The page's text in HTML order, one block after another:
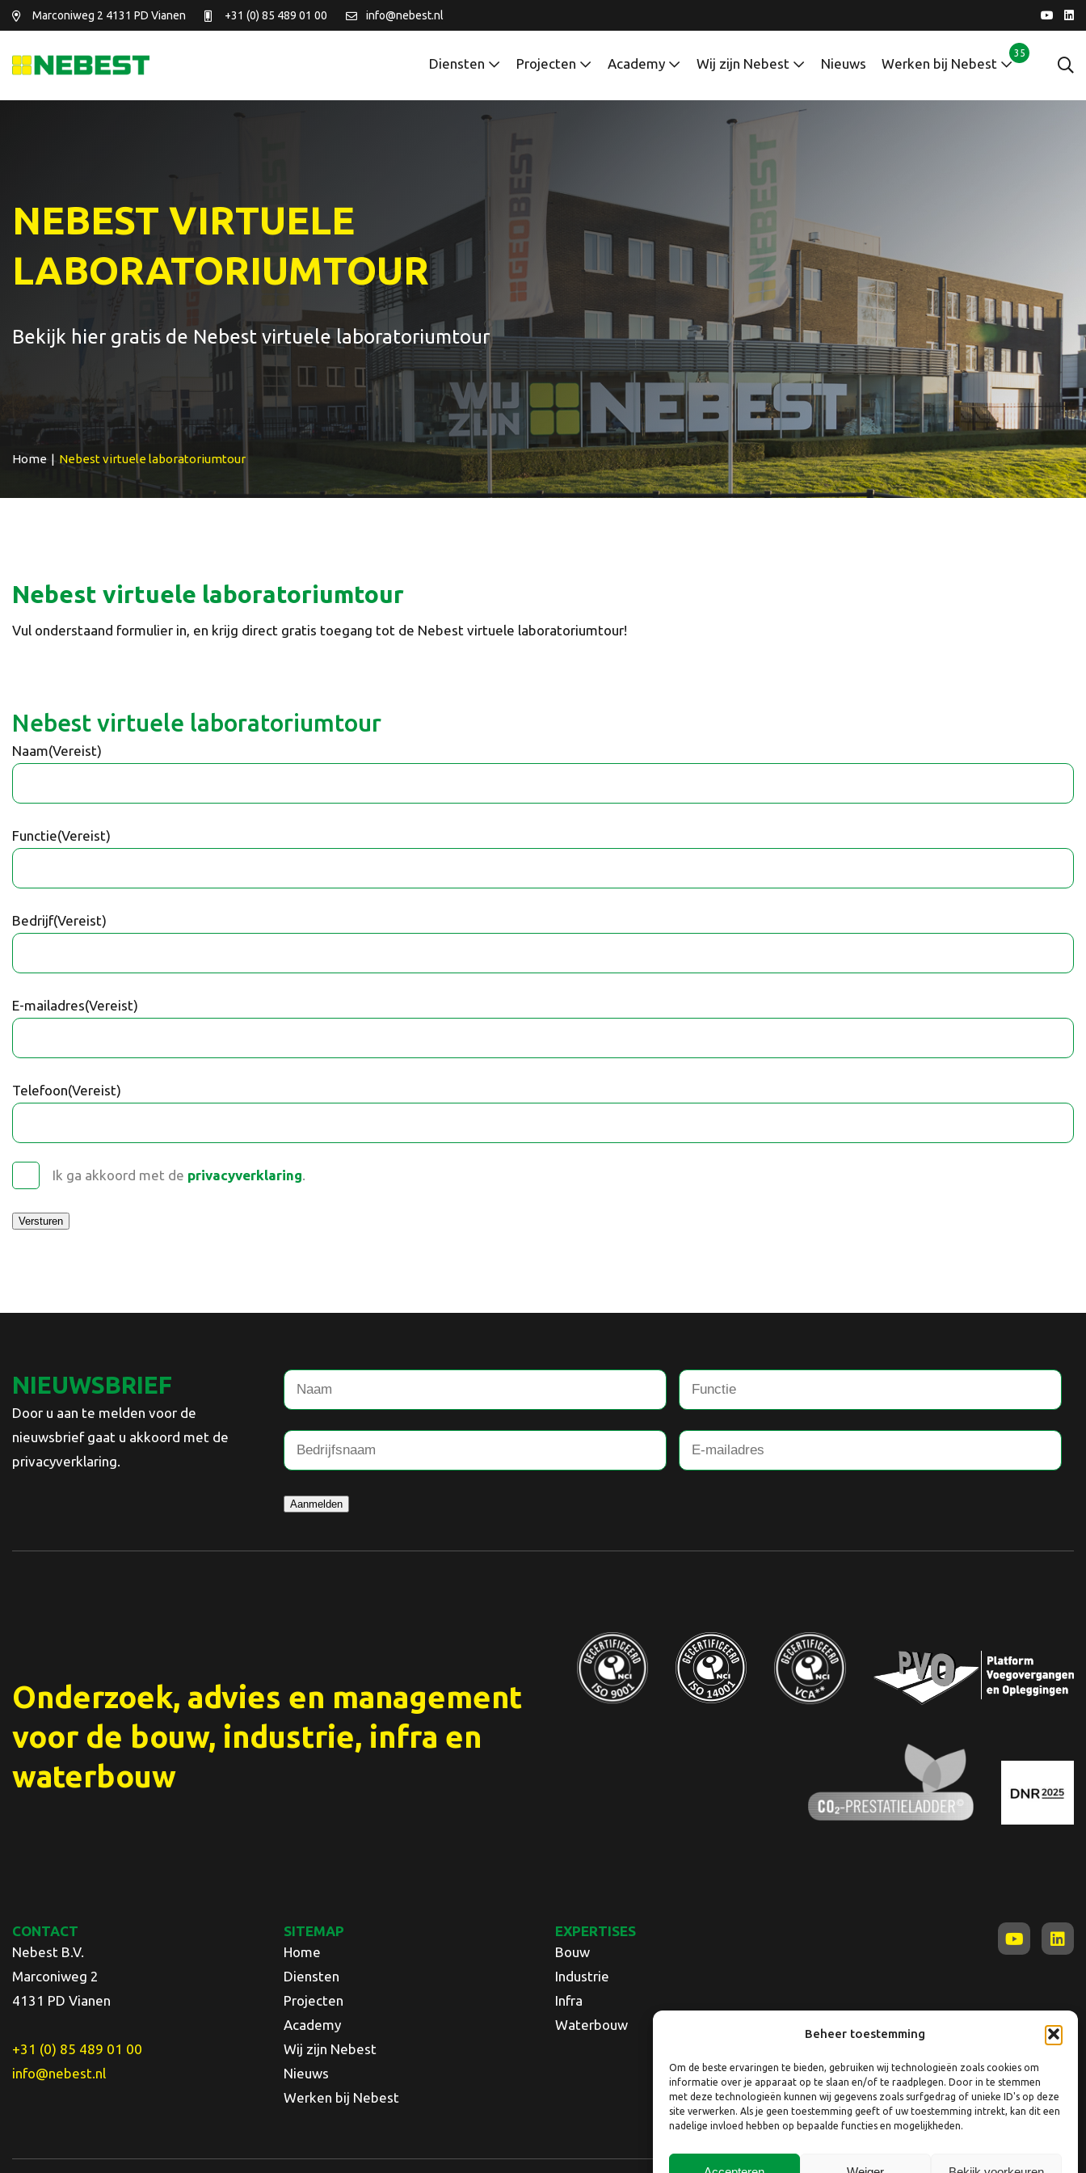
Beheer toestemming
Om de beste ervaringen te bieden, gebruiken wij technologieën zoals cookies om
informatie over je apparaat op te slaan en/of te raadplegen. Door in te stemmen
met deze technologieën kunnen wij gegevens zoals surfgedrag of unieke ID's op deze
site verwerken. Als je geen toestemming geeft of uw toestemming intrekt, kan dit een
nadelige invloed hebben op bepaalde functies en mogelijkheden.
Marconiweg 2 4131 PD Vianen +31 (0) 85 489 01 00 info@nebest.nl
35
Diensten Projecten Academy Wij zijn Nebest Nieuws Werken bij Nebest
NEBEST VIRTUELE
LABORATORIUMTOUR
Bekijk hier gratis de Nebest virtuele laboratoriumtour
Home | Nebest virtuele laboratoriumtour
Nebest virtuele laboratoriumtour
Vul onderstaand formulier in, en krijg direct gratis toegang tot de Nebest virtuele laboratoriumtour!
Nebest virtuele laboratoriumtour
Naam(Vereist)
Functie(Vereist)
Bedrijf(Vereist)
E-mailadres(Vereist)
Telefoon(Vereist)
Ik ga akkoord met de privacyverklaring.
Versturen
NIEUWSBRIEF
Door u aan te melden voor de
nieuwsbrief gaat u akkoord met de
privacyverklaring.
Aanmelden
Onderzoek, advies en management
voor de bouw, industrie, infra en
waterbouw
CONTACT
Nebest B.V.
Marconiweg 2
4131 PD Vianen
+31 (0) 85 489 01 00
info@nebest.nl
SITEMAP
Home
Diensten
Projecten
Academy
Wij zijn Nebest
Nieuws
Werken bij Nebest
EXPERTISES
Bouw
Industrie
Infra
Waterbouw